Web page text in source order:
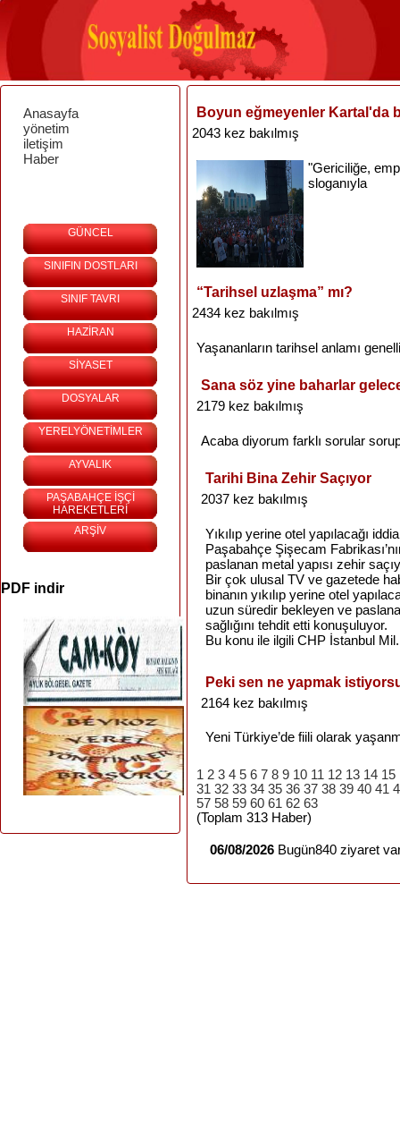
Anasayfa
yönetim
iletişim
Haber
GÜNCEL
SINIFIN DOSTLARI
SINIF TAVRI
HAZİRAN
SİYASET
DOSYALAR
YERELYÖNETİMLER
AYVALIK
PAŞABAHÇE İŞÇİ
HAREKETLERİ
ARŞİV
PDF indir
Boyun eğmeyenler Kartal'da
2043 kez bakılmış
"Gericiliğe,
sloganıyla
“Tarihsel uzlaşma” mı?
2434 kez bakılmış
Yaşananların tarihsel anlamı
Sana söz yine baharlar
2179 kez bakılmış
Acaba diyorum farklı sorular
Tarihi Bina Zehir Saçıyor
2037 kez bakılmış
Yıkılıp yerine otel yapılacağı
Paşabahçe Şişecam
paslanan metal yapısı zehir
Bir çok ulusal TV ve gazetede
binanın yıkılıp yerine otel
uzun süredir bekleyen ve
sağlığını tehdit etti konuşuluyor.
Bu konu ile ilgili CHP İstanbul
Peki sen ne yapmak
2164 kez bakılmış
Yeni Türkiye’de fiili olarak
1 2 3 4 5 6 7 8 9 10 11 12 13 14 15
31 32 33 34 35 36 37 38 39 40 41
57 58 59 60 61 62 63
(Toplam 313 Haber)
06/08/2026 Bugün840 ziyaret